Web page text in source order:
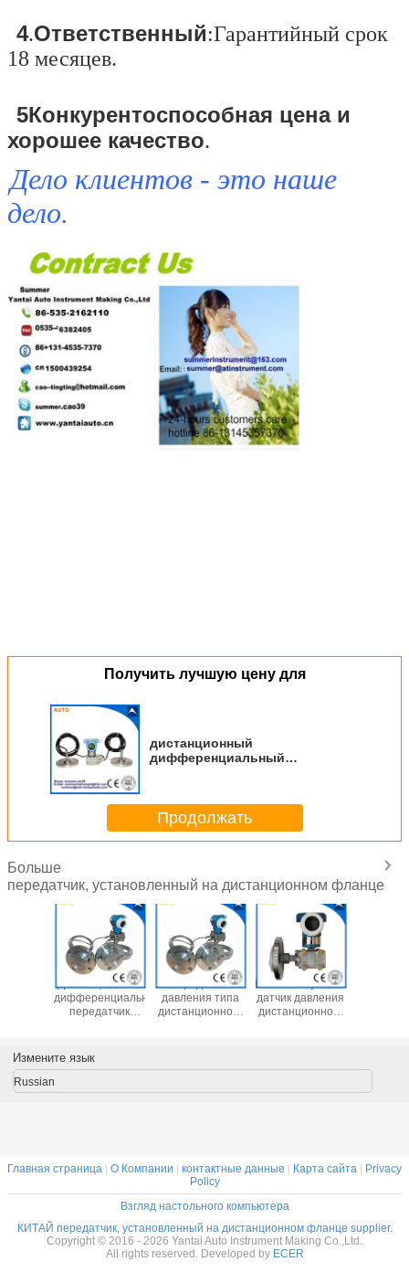
4.Ответственный:Гарантийный срок
18 месяцев.
5Конкурентоспособная цена и
хорошее качество.
Дело клиентов - это наше
дело.
Получить лучшую цену для
дистанционный
дифференциальный
выходом 4-20mA
Продолжать
Больше
передатчик, установленный на дистанционном фланце
Дистанционный
дифференциальный
передатчик
уплотнительной
пломбой
Передатчик
давления типа
дистанционного
Интеллектуальный
датчик давления
дистанционного
Измените язык
Russian
Главная страница О Компании контактные данные Карта сайта
Privacy
Policy
Взгляд настольного компьютера
КИТАЙ передатчик, установленный на дистанционном фланце supplier.
Copyright © 2016 - 2026 Yantai Auto Instrument Making Co.,Ltd.
All rights reserved. Developed by ECER